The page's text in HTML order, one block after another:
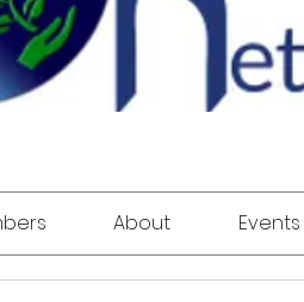
About Events